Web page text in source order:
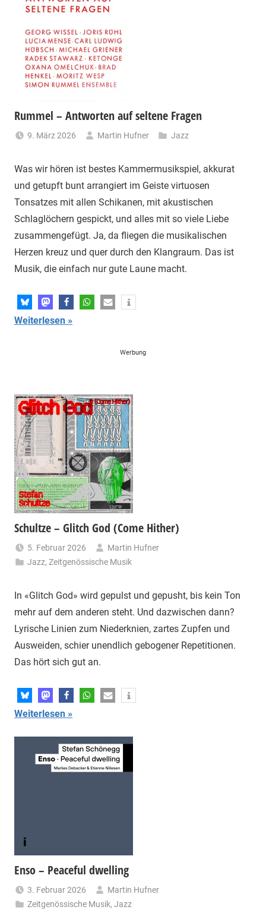
Rummel – Antworten auf seltene Fragen
9. März 2026 Martin Hufner Jazz
Was wir hören ist bestes Kammermusikspiel, akkurat
und getupft bunt arrangiert im Geiste virtuosen
Tonsatzes mit allen Schikanen, mit akustischen
Schlaglöchern gespickt, und alles mit so viele Liebe
zusammengefügt. Ja, da fliegen die musikalischen
Herzen kreuz und quer durch den Klangraum. Das ist
Musik, die einfach nur gute Laune macht.
Weiterlesen
Werbung
Schultze – Glitch God (Come Hither)
5. Februar 2026
Martin Hufner
Jazz,Zeitgenössische Musik
In «Glitch God» wird gepulst und gepusht, bis kein Ton
mehr auf dem anderen steht. Und dazwischen dann?
Lyrische Linien zum Niederknien, zartes Zupfen und
Ausweiden, schier unendlich gebogener Repetitionen.
Das hört sich gut an.
Weiterlesen
Enso – Peaceful dwelling
3. Februar 2026
Martin Hufner
Zeitgenössische Musik,Jazz